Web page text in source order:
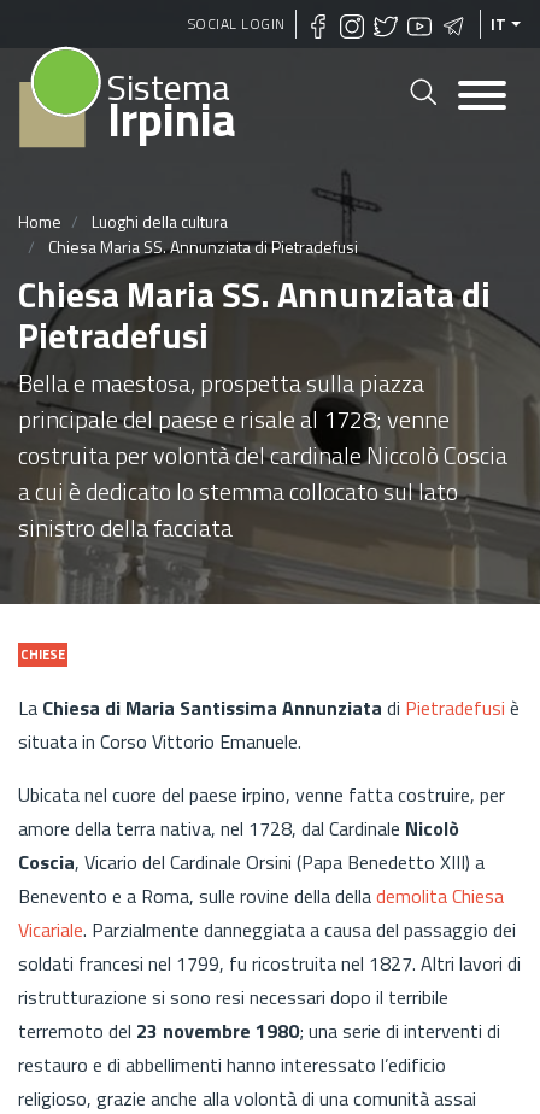
Salta
SOCIAL LOGIN IT
Sistema
Irpinia
Home
Luoghi della cultura
Chiesa Maria SS. Annunziata di Pietradefusi
Chiesa Maria SS. Annunziata di
Pietradefusi
Bella e maestosa, prospetta sulla piazza
principale del paese e risale al 1728; venne
costruita per volontà del cardinale Niccolò Coscia
a cui è dedicato lo stemma collocato sul lato
sinistro della facciata
CHIESE
La Chiesa di Maria Santissima Annunziata di Pietradefusi è
situata in Corso Vittorio Emanuele.
Ubicata nel cuore del paese irpino, venne fatta costruire, per
amore della terra nativa, nel 1728, dal Cardinale Nicolò
Coscia, Vicario del Cardinale Orsini (Papa Benedetto XIII) a
Benevento e a Roma, sulle rovine della dellademolita Chiesa
Vicariale. Parzialmente danneggiata a causa del passaggio dei
soldati francesi nel 1799, fu ricostruita nel 1827. Altri lavori di
ristrutturazione si sono resi necessari dopo il terribile
terremoto del 23 novembre 1980; una serie di interventi di
restauro e di abbellimenti hanno interessato l’edificio
religioso, grazie anche alla volontà di una comunitàassai